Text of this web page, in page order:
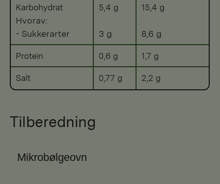
Karbohydrat
Hvorav:
- Sukkerarter
5,4 g
3 g
15,4 g
8,6 g
Protein 0,6 g 1,7 g
Salt 0,77 g 2,2 g
Tilberedning
Mikrobølgeovn